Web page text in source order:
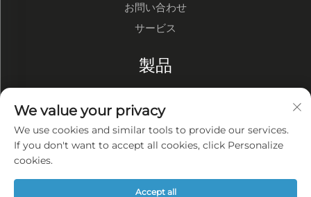
お問い合わせ
サービス
製品
鋼構造工場
鋼構造建物
会社概要
We value your privacy
We use cookies and similar tools to provide our services.
If you don't want to accept all cookies, click Personalize
cookies.
Accept all